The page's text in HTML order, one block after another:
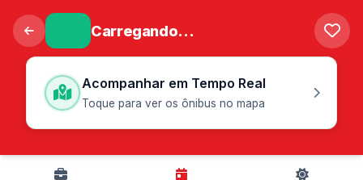
Carregando...
Acompanhar em Tempo Real
Toque para ver os ônibus no mapa